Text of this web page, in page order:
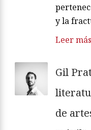
y la
Leer más
Gil
de